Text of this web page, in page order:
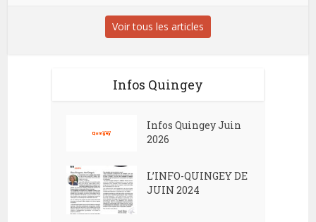
Voir tous les articles
Infos Quingey
Infos Quingey Juin
2026
L’INFO-QUINGEY DE
JUIN 2024